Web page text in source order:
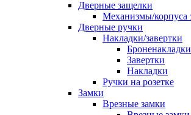
Дверные защелки
Механизмы/корпуса
Дверные ручки
Накладки/завертки
Броненакладки
Завертки
Накладки
Ручки на розетке
Замки
Врезные замки